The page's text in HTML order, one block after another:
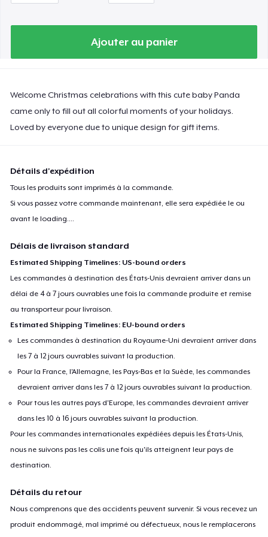
Ajouter au panier
Welcome Christmas celebrations with this cute baby Panda
came only to fill out all colorful moments of your holidays.
Loved by everyone due to unique design for gift items.
Détails d'expédition
Tous les produits sont imprimés à la commande.
Si vous passez votre commande maintenant, elle sera expédiée le ou
avant leloading....
Délais de livraison standard
Estimated Shipping Timelines: US-bound orders
Les commandes à destination des États-Unis devraient arriver dans un
délai de 4 à 7 jours ouvrables une fois la commande produite et remise
au transporteur pour livraison.
Estimated Shipping Timelines: EU-bound orders
Les commandes à destination du Royaume-Uni devraient arriver dans
les 7 à 12 jours ouvrables suivant la production.
Pour la France, l'Allemagne, les Pays-Bas et la Suède, les commandes
devraient arriver dans les 7 à 12 jours ouvrables suivant la production.
Pour tous les autres pays d'Europe, les commandes devraient arriver
dans les 10 à 16 jours ouvrables suivant la production.
Pour les commandes internationales expédiées depuis les États-Unis,
nous ne suivons pas les colis une fois qu'ils atteignent leur pays de
destination.
Détails du retour
Nous comprenons que des accidents peuvent survenir. Si vous recevez un
produit endommagé, mal imprimé ou défectueux, nous le remplacerons